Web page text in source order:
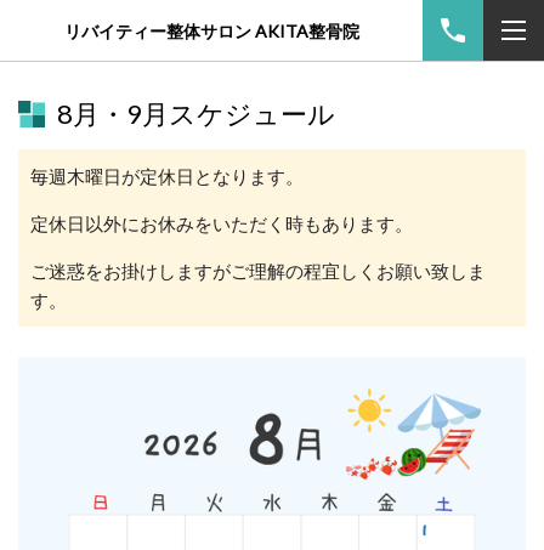
リバイティー整体サロン AKITA整骨院
8月・9月スケジュール
毎週木曜日が定休日となります。
定休日以外にお休みをいただく時もあります。
ご迷惑をお掛けしますがご理解の程宜しくお願い致しま
す。